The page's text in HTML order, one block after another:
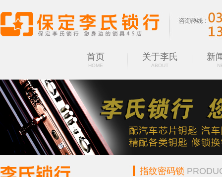
首页
HOME
关于李氏
ABOUT
新
指纹密码锁